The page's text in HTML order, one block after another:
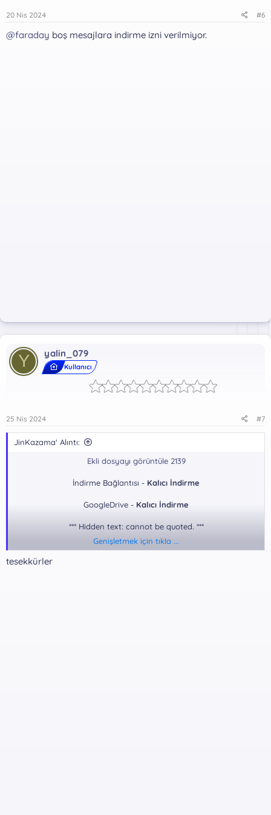
20 Nis 2024 #6
@faraday boş mesajlara indirme izni verilmiyor.
Y yalin_079
Kullanıcı
25 Nis 2024 #7
JinKazama' Alıntı:
Ekli dosyayı görüntüle 2139
İndirme Bağlantısı - Kalıcı İndirme
GoogleDrive - Kalıcı İndirme
*** Hidden text: cannot be quoted. ***
Genişletmek için tıkla ...
tesekkürler